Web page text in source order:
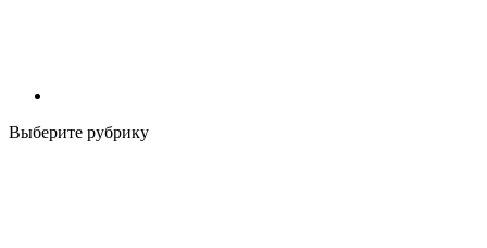
Выберите рубрику